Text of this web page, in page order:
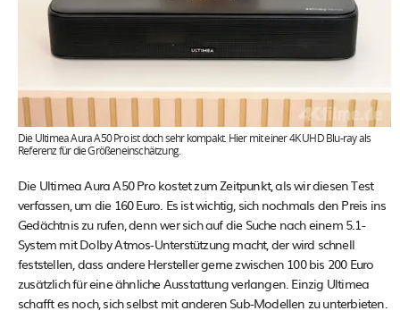
Die Ultimea Aura A50 Pro ist doch sehr kompakt. Hier mit einer 4K UHD Blu-ray als
Referenz für die Größeneinschätzung.
Die Ultimea Aura A50 Pro kostet zum Zeitpunkt, als wir diesen Test
verfassen, um die 160 Euro. Es ist wichtig, sich nochmals den Preis ins
Gedächtnis zu rufen, denn wer sich auf die Suche nach einem 5.1-
System mit Dolby Atmos-Unterstützung macht, der wird schnell
feststellen, dass andere Hersteller gerne zwischen 100 bis 200 Euro
zusätzlich für eine ähnliche Ausstattung verlangen. Einzig Ultimea
schafft es noch, sich selbst mit anderen Sub-Modellen zu unterbieten.